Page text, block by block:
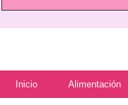
Inicio Alimentación